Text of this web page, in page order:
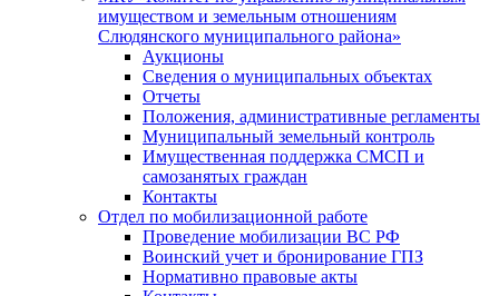
имуществом и земельным отношениям
Слюдянского муниципального района»
Аукционы
Сведения о муниципальных объектах
Отчеты
Положения, административные регламенты
Муниципальный земельный контроль
Имущественная поддержка СМСП и
самозанятых граждан
Контакты
Отдел по мобилизационной работе
Проведение мобилизации ВС РФ
Воинский учет и бронирование ГПЗ
Нормативно правовые акты